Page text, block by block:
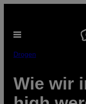
content
Open
Drogen
Wie wir